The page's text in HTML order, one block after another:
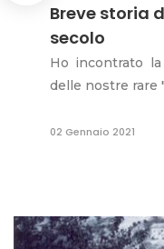
Breve storia
secolo
Ho incontrato
delle nostre rare
02 Gennaio 2021